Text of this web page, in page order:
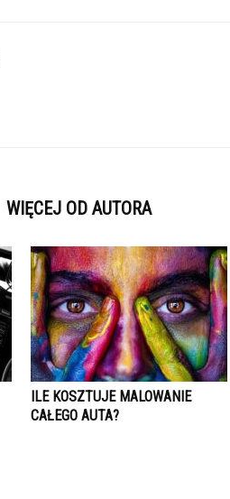
WIĘCEJ OD AUTORA
ILE KOSZTUJE MALOWANIE
CAŁEGO AUTA?